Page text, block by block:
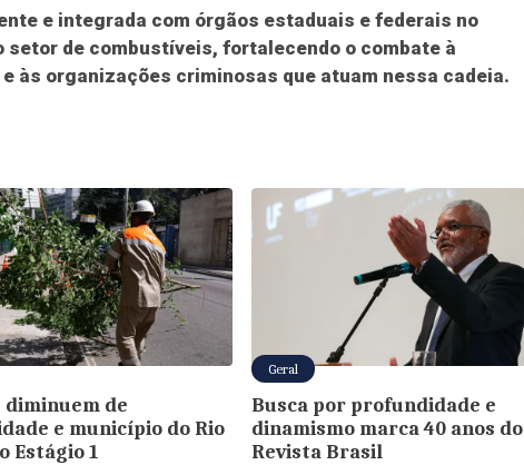
e integrada com órgãos estaduais e federais no
de combustíveis, fortalecendo o combate à
às organizações criminosas que atuam nessa cadeia.
diminuem de
e município do Rio
Estágio 1
Geral
Busca por profundidade e
dinamismo marca 40 anos do
Revista Brasil